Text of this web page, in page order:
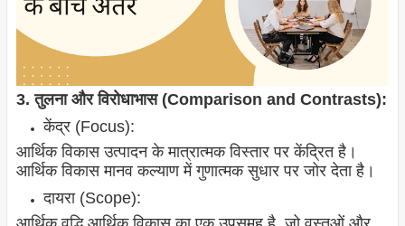
3. तुलना और विरोधाभास (Comparison and Contrasts):
केंद्र (Focus):
आर्थिक विकास उत्पादन के मात्रात्मक विस्तार पर केंद्रित है।
आर्थिक विकास मानव कल्याण में गुणात्मक सुधार पर जोर देता है।
दायरा (Scope):